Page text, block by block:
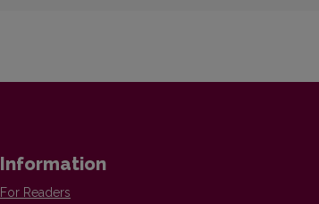
Information
For Readers